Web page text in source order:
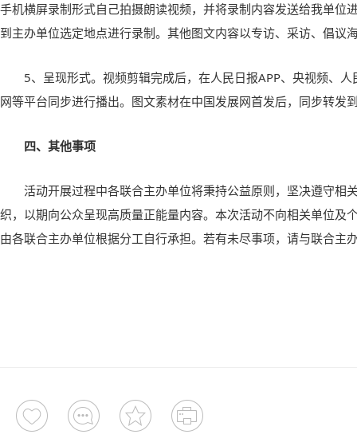
手机横屏录制形式自己拍摄朗读视频，并将录制内容发送给我单位
到主办单位选定地点进行录制。其他图文内容以专访、采访、倡议
5、呈现形式。视频剪辑完成后，在人民日报APP、央视频、
网等平台同步进行播出。图文素材在中国发展网首发后，同步转发
四、其他事项
活动开展过程中各联合主办单位将秉持公益原则，坚决遵守相
织，以期向公众呈现高质量正能量内容。本次活动不向相关单位及
由各联合主办单位根据分工自行承担。若有未尽事项，请与联合主